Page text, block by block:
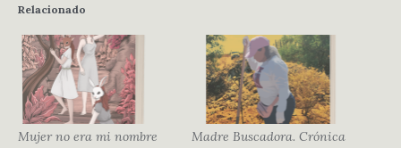
Relacionado
Mujer no era mi nombre
Madre Buscadora. Crónica